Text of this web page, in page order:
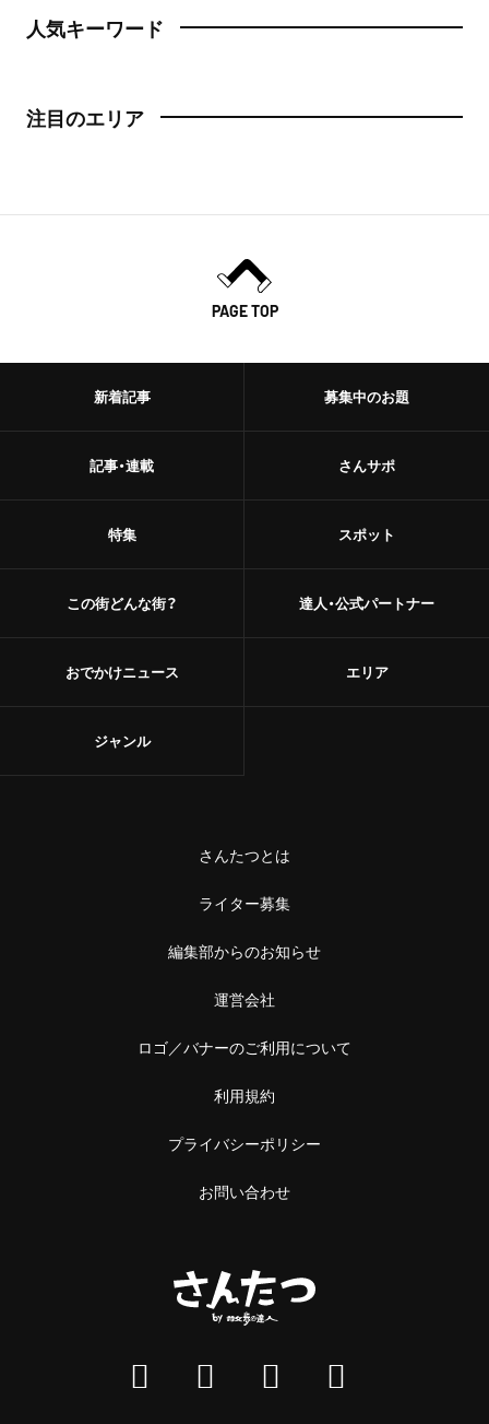
人気キーワード
注目のエリア
PAGE TOP
新着記事
記事・連載
特集
この街どんな街？
おでかけニュース
募集中のお題
さんサポ
スポット
達人・公式パートナー
エリア
ジャンル
さんたつとは
ライター募集
編集部からのお知らせ
運営会社
ロゴ／バナーのご利用について
利用規約
プライバシーポリシー
お問い合わせ